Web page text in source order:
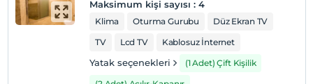
Maksimum kişi sayısı : 4
Klima Oturma Gurubu
Düz Ekran TV
TV
Lcd TV Kablosuz İnternet
Yatak seçenekleri
(1 Adet) Çift Kişilik